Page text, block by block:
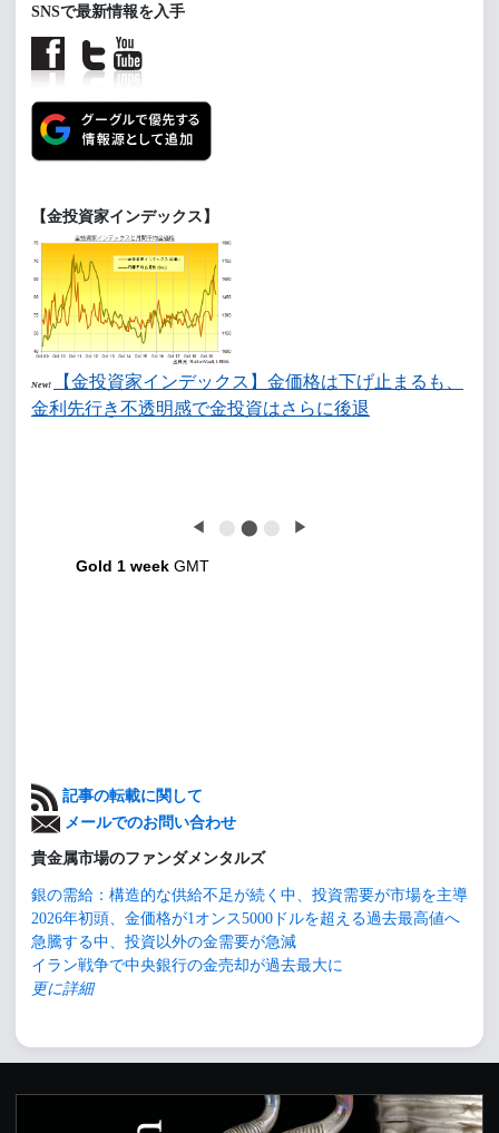
SNSで最新情報を入手
【金投資家インデックス】
New!
【金投資家インデックス】金価格は下げ止まるも、
金利先行き不透明感で金投資はさらに後退
◀ ⬤ ⬤ ⬤ ▶
Gold 1 week GMT
記事の転載に関して
メールでのお問い合わせ
貴金属市場のファンダメンタルズ
銀の需給：構造的な供給不足が続く中、投資需要が市場を主導
2026年初頭、金価格が1オンス5000ドルを超える過去最高値へ
急騰する中、投資以外の金需要が急減
イラン戦争で中央銀行の金売却が過去最大に
更に詳細